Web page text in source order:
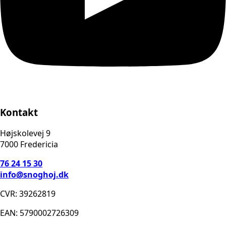
Kontakt
​Højskolevej 9
7000 Fredericia
76 24 15 30
info@snoghoj.dk
CVR: 39262819
EAN: 5790002726309